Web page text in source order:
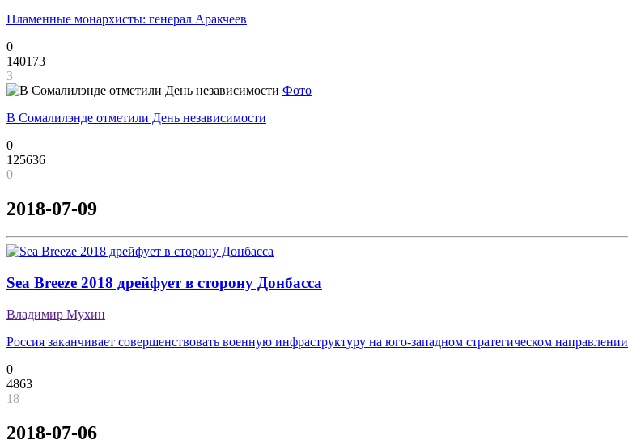
Пламенные монархисты: генерал Аракчеев
0
140173
3
Фото
В Сомалилэнде отметили День независимости
0
125636
0
2018-07-09
Sea Breeze 2018 дрейфует в сторону Донбасса
Владимир Мухин
Россия заканчивает совершенствовать военную инфраструктуру на юго-западном стратегическом направлении
0
4863
18
2018-07-06